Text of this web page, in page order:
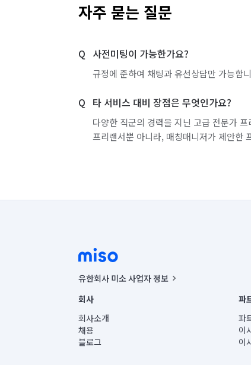
자주 묻는 질문
사전미팅이 가능한가요?
규정에 준하여 채팅과 유선상담만 가능합
타 서비스 대비 장점은 무엇인가요?
다양한 직군의 경력을 지닌 고급 전문가
프리랜서뿐 아니라, 매칭매니저가 제안한
유한회사 미소 사업자 정보
사업자등록번호 : 291-87-00271 | 인허가번호 :
통신판매신고번호 : 2024-서울종로-1400(공정거래위
대표이사 : CHING VICTOR COLUMBIA RHEE
주소 | 본사: 서울특별시 종로구 율곡로 6(중학동, 트윈
컨택센터 : 서울특별시 종로구 수송동 율곡로 24, 7층
회사
회사소개
채용
블로그
파
파
이
이